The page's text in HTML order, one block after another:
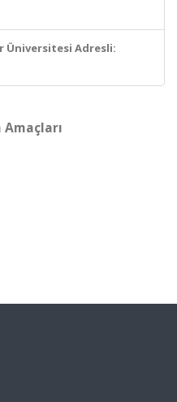
Üniversitesi Adresli: